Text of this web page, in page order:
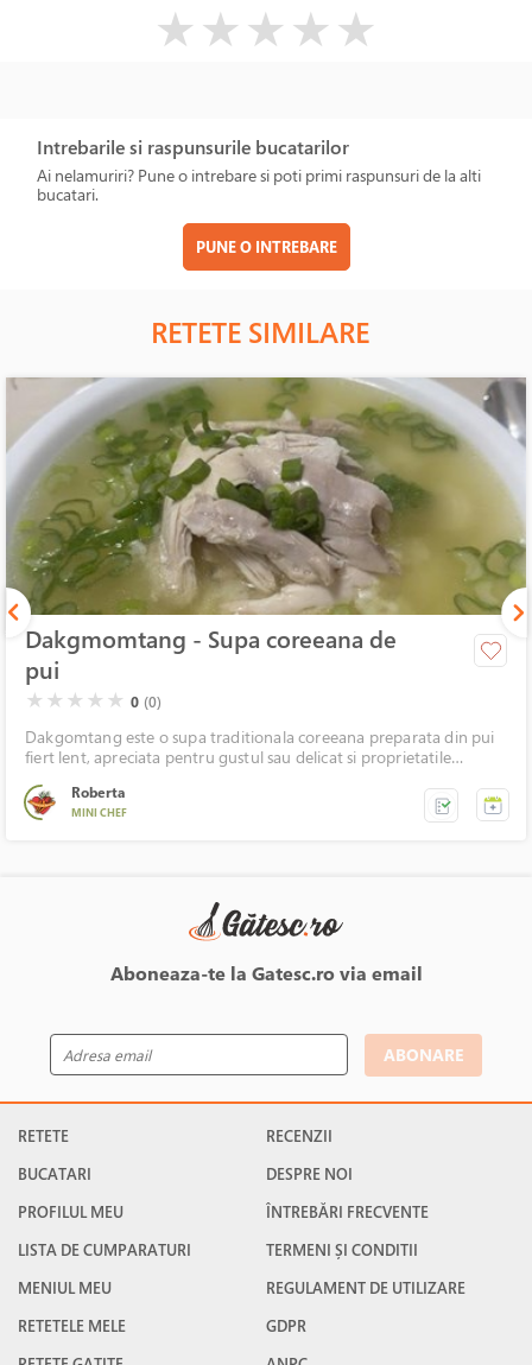
★★★★★
Intrebarile si raspunsurile bucatarilor
Ai nelamuriri? Pune o intrebare si poti primi raspunsuri de la alti
bucatari.
PUNE O INTREBARE
RETETE SIMILARE
Dakgmomtang - Supa coreeana de
pui
( )
★ ( )
★ ( )
★ ( )
★ ( )
★ 0 (0)
Dakgomtang este o supa traditionala coreeana preparata din pui
fiert lent, apreciata pentru gustul sau delicat si proprietatile
condimentata puternic in timpul gatirii. Secretul ei consta in
fierberea indelungata a puiului, care da nastere unei supe limpezi,
Roberta
MINI CHEF
Aboneaza-te la Gatesc.ro via email
ABONARE
RETETE
BUCATARI
PROFILUL MEU
LISTA DE CUMPARATURI
MENIUL MEU
RETETELE MELE
RECENZII
DESPRE NOI
ÎNTREBĂRI FRECVENTE
TERMENI ȘI CONDITII
REGULAMENT DE UTILIZARE
GDPR